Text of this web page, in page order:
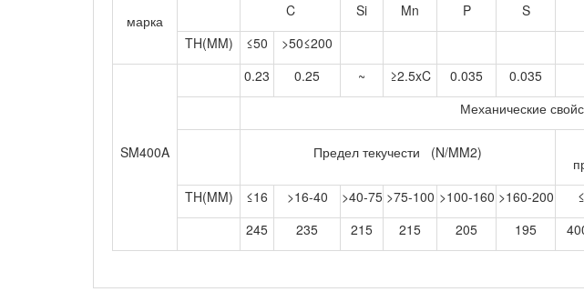
марка
C
Si Mn P
S
TH(MM)
≤50 >50≤200
SM400A
0.23 0.25 ~ ≥2.5xC 0.035
0.035
Механические
Предел текучести (N/MM2)
TH(MM)
≤16 >16-40 >40-75 >75-100 >100-160 >160-200
245
235 215 215 205 195